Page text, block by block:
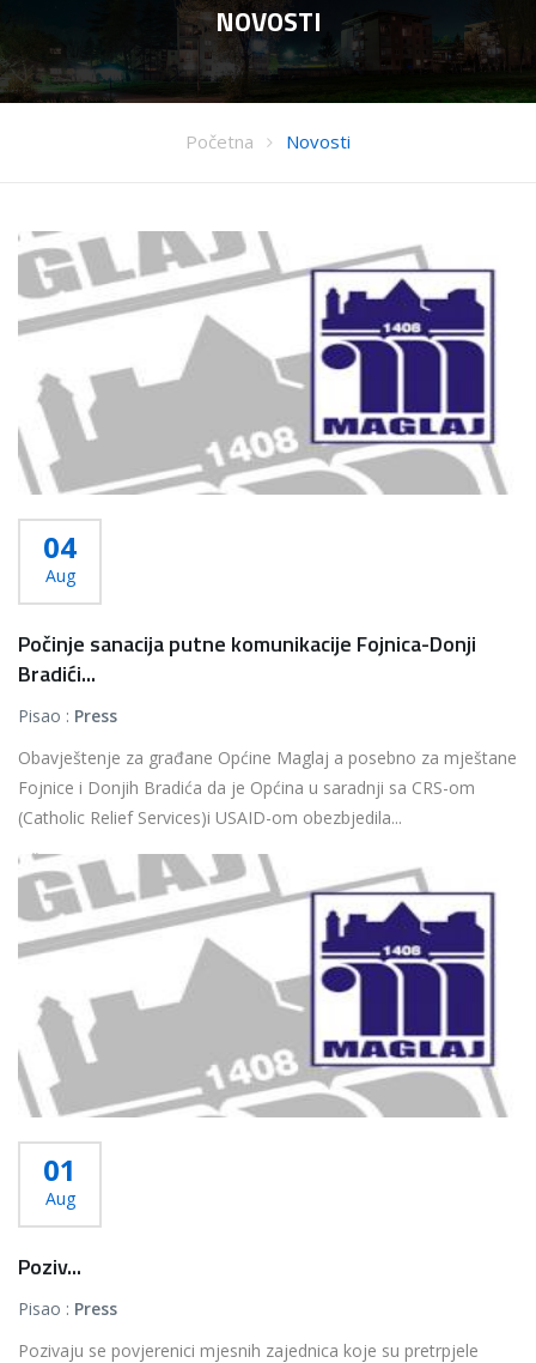
NOVOSTI
Početna Novosti
04
Aug
Počinje sanacija putne komunikacije Fojnica-Donji
Bradići...
Pisao : Press
Obavještenje za građane Općine Maglaj a posebno za mještane
Fojnice i Donjih Bradića da je Općina u saradnji sa CRS-om
(Catholic Relief Services)i USAID-om obezbjedila...
Više...
01
Aug
Poziv...
Pisao : Press
Pozivaju se povjerenici mjesnih zajednica koje su pretrpjele